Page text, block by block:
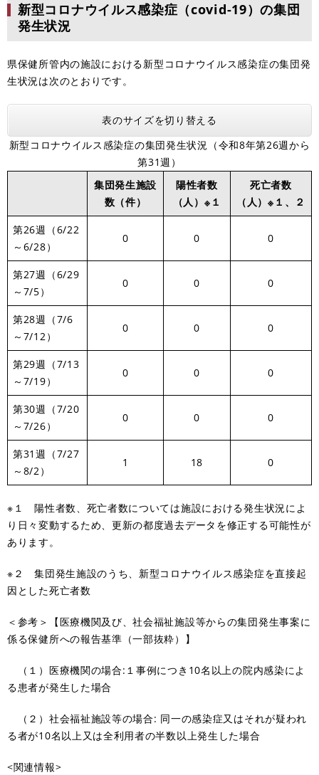
新型コロナウイルス感染症（covid-19）の集団
発生状況
県保健所管内の施設における新型コロナウイルス感染症の集団発
生状況は次のとおりです。
表のサイズを切り替える
新型コロナウイルス感染症の集団発生状況（令和8年第26週から
第31週）
集団発生施設
数（件）
陽性者数
（人）※１
死亡者数
（人）※１、２
第26週（6/22
～6/28）
0 0 0
第27週（6/29
～7/5）
0 0 0
第28週（7/6
～7/12）
0 0 0
第29週（7/13
～7/19）
0 0 0
第30週（7/20
～7/26）
0 0 0
第31週（7/27
～8/2）
1 18 0
※１ 陽性者数、死亡者数については施設における発生状況によ
り日々変動するため、更新の都度過去データを修正する可能性が
あります。
※２ 集団発生施設のうち、新型コロナウイルス感染症を直接起
因とした死亡者数
＜参考＞【医療機関及び、社会福祉施設等からの集団発生事案に
係る保健所への報告基準（一部抜粋）】
（１）医療機関の場合:１事例につき10名以上の院内感染によ
る患者が発生した場合
（２）社会福祉施設等の場合: 同一の感染症又はそれが疑われ
る者が10名以上又は全利用者の半数以上発生した場合
<関連情報>